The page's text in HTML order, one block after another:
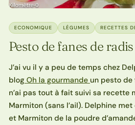
ECONOMIQUE LÉGUMES RECETTES
Pesto de fanes de radis
J’ai vu il y a peu de temps chez
blogOh la gourmande un pesto de
n’ai pas tout à fait suivi sa recette
Marmiton (sans l’ail). Delphine
et Marmiton de la poudre